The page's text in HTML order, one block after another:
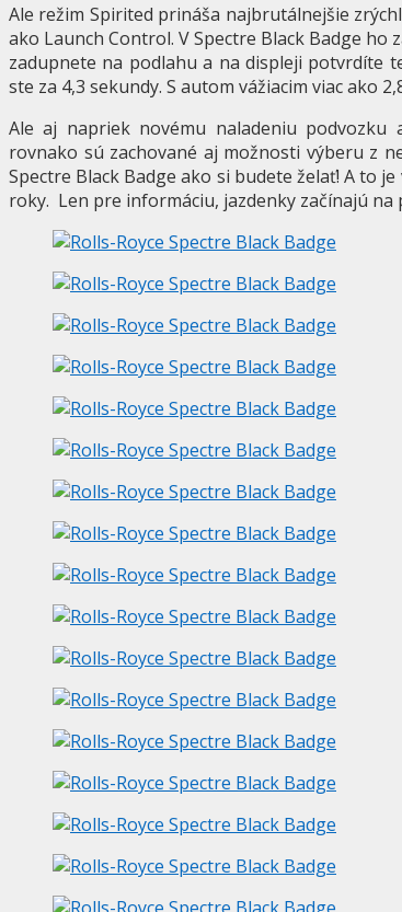
Ale režim Spirited prináša najbrutálnejšie
ako Launch Control. V Spectre Black Badge
zadupnete na podlahu a na displeji potvrdíte
ste za 4,3 sekundy. S autom vážiacim viac ako
Ale aj napriek novému naladeniu podvozku
rovnako sú zachované aj možnosti výberu z
Spectre Black Badge ako si budete želať! A to
roky. Len pre informáciu, jazdenky začínajú na